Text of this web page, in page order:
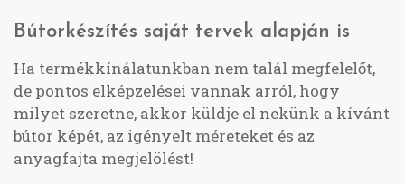
Bútorkészítés saját tervek alapján is
Ha termékkínálatunkban nem talál megfelelőt,
de pontos elképzelései vannak arról, hogy
milyet szeretne, akkor küldje el nekünk a kívánt
bútor képét, az igényelt méreteket és az
anyagfajta megjelölést!